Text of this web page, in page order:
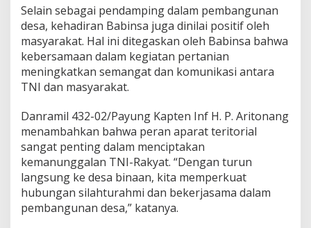
Selain sebagai pendamping dalam pembangunan
desa, kehadiran Babinsa juga dinilai positif oleh
masyarakat. Hal ini ditegaskan oleh Babinsa bahwa
kebersamaan dalam kegiatan pertanian
meningkatkan semangat dan komunikasi antara
TNI dan masyarakat.
Danramil 432-02/Payung Kapten Inf H. P. Aritonang
menambahkan bahwa peran aparat teritorial
sangat penting dalam menciptakan
kemanunggalan TNI-Rakyat. “Dengan turun
langsung ke desa binaan, kita memperkuat
hubungan silahturahmi dan bekerjasama dalam
pembangunan desa,” katanya.